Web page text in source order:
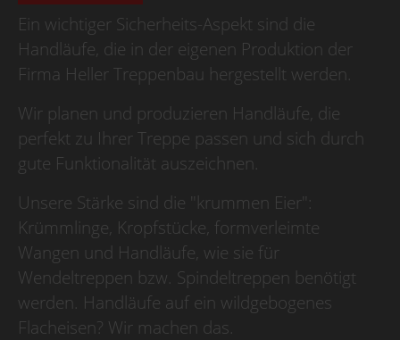
Ein wichtiger Sicherheits-Aspekt sind die
Handläufe, die in der eigenen Produktion der
Firma Heller Treppenbau hergestellt werden.
Wir planen und produzieren Handläufe, die
perfekt zu Ihrer Treppe passen und sich durch
gute Funktionalität auszeichnen.
Unsere Stärke sind die "krummen Eier":
Krümmlinge, Kropfstücke, formverleimte
Wangen und Handläufe, wie sie für
Wendeltreppen bzw. Spindeltreppen benötigt
werden. Handläufe auf ein wildgebogenes
Flacheisen? Wir machen das.